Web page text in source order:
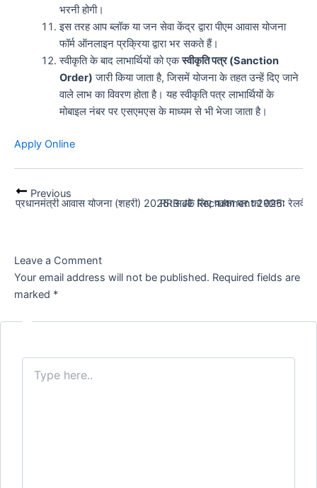
भरनी होगी।
इस तरह आप ब्लॉक या जन सेवा केंद्र द्वारा पीएम आवास योजना
फॉर्म ऑनलाइन प्रक्रिया द्वारा भर सकते हैं।
स्वीकृति के बाद लाभार्थियों को एकस्वीकृति पत्र (Sanction
Order) जारी किया जाता है, जिसमें योजना के तहत उन्हें दिए जाने
वाले लाभ का विवरण होता है। यह स्वीकृति पत्र लाभार्थियों के
मोबाइल नंबर पर एसएमएस के माध्यम से भी भेजा जाता है।
Apply Online
Previous
प्रधानमंत्री आवास योजना (शहरी) 2025: सबके लिए पक्का घर का सपना
RRB JE Recruitment 2025: रेलवे
Leave a Comment
Your email address will not be published. Required fields are
marked *
Type
here..